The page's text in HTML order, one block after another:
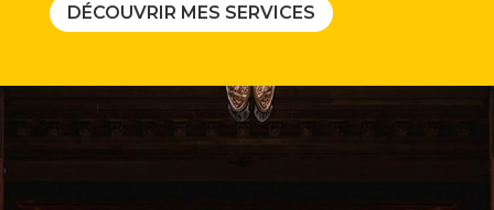
DÉCOUVRIR MES SERVICES